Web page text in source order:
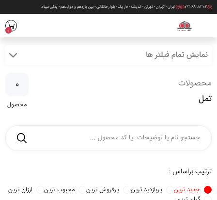
09126898302 ایران - تهران - تهران - اندیشه - فاز یک - بلوار طالقانی - بین یازدهم و دوازدهم - یدکی میلاد
0
نمایش تمام فیلتر ها
محصولات
تمل
0
محصول
ترتیب براساس :
جدید ترین پربازدید ترین پرفروش ترین محبوب ترین
ارزان ترین